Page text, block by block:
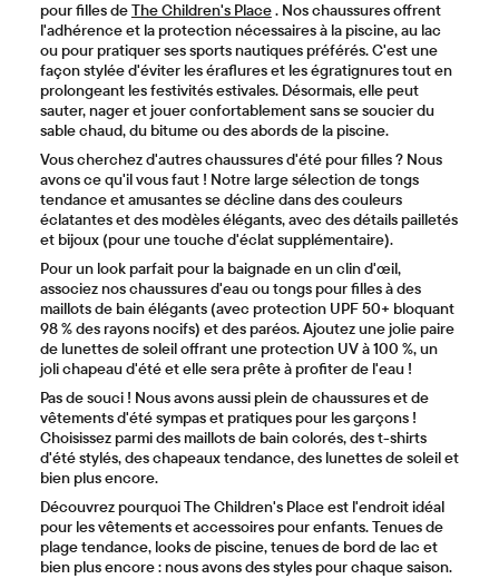
pour filles deThe Children's Place. Nos chaussures offrent
l'adhérence et la protection nécessaires à la piscine, au lac
ou pour pratiquer ses sports nautiques préférés. C'est une
façon stylée d'éviter les éraflures et les égratignures tout en
prolongeant les festivités estivales. Désormais, elle peut
sauter, nager et jouer confortablement sans se soucier du
sable chaud, du bitume ou des abords de la piscine.
Vous cherchez d'autres chaussures d'été pour filles ? Nous
avons ce qu'il vous faut ! Notre large sélection de tongs
tendance et amusantes se décline dans des couleurs
éclatantes et des modèles élégants, avec des détails pailletés
et bijoux (pour une touche d'éclat supplémentaire).
Pour un look parfait pour la baignade en un clin d'œil,
associez nos chaussures d'eau ou tongs pour filles à des
maillots de bain élégants (avec protection UPF 50+ bloquant
98 % des rayons nocifs) et des paréos. Ajoutez une jolie paire
de lunettes de soleil offrant une protection UV à 100 %, un
joli chapeau d'été et elle sera prête à profiter de l'eau !
Pas de souci ! Nous avons aussi plein de chaussures et de
vêtements d'été sympas et pratiques pour les garçons !
Choisissez parmi des maillots de bain colorés, des t-shirts
d'été stylés, des chapeaux tendance, des lunettes de soleil et
bien plus encore.
Découvrez pourquoi The Children's Place est l'endroit idéal
pour les vêtements et accessoires pour enfants. Tenues de
plage tendance, looks de piscine, tenues de bord de lac et
bien plus encore : nous avons des styles pour chaque saison.